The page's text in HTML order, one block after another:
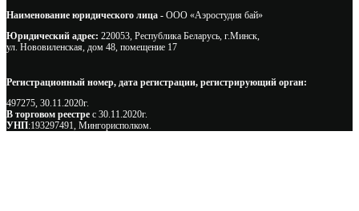
Наименование юридического лица - ООО «Аэростудия бай»
Юридический адрес: 220053, Республика Беларусь, г.Минск,
ул. Нововиленская, дом 48, помещение 17
Регистрационный номер, дата регистрации, регистрирующий орган:
497275, 30.11.2020г.
В торговом реестре с 30.11.2020г.
УНП:193297491, Мингорисполком.